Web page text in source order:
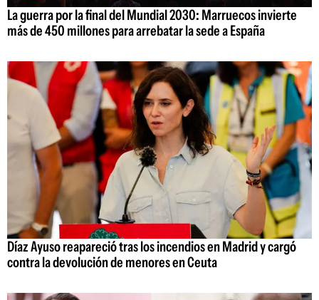
La guerra por la final del Mundial 2030: Marruecos invierte
más de 450 millones para arrebatar la sede a España
Díaz Ayuso reapareció tras los incendios en Madrid y cargó
contra la devolución de menores en Ceuta